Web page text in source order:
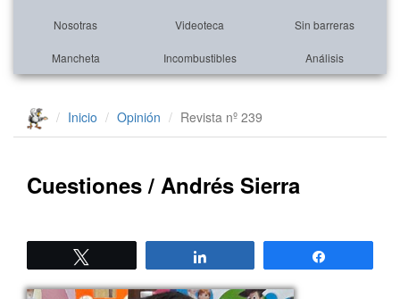
Nosotras Videoteca Sin barreras
Mancheta Incombustibles Análisis
Inicio Opinión Revista nº 239
Cuestiones / Andrés Sierra